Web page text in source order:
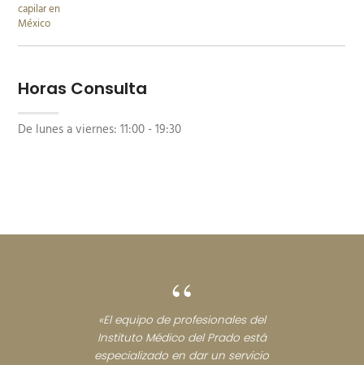
Horas Consulta
De lunes a viernes: 11:00 - 19:30
“
«El equipo de profesionales del
Instituto Médico del Prado está
especializado en dar un servicio